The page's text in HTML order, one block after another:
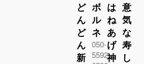
ど
ん
ど
ん
新
ボ
ル
ネ
050-
5592-
は
ね
あ
げ
神
意
気
な
寿
し